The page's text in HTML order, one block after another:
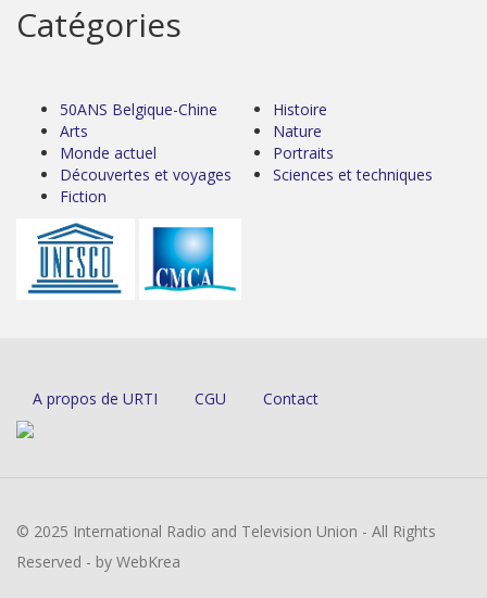
Catégories
50ANS Belgique-Chine
Arts
Monde actuel
Découvertes et voyages
Fiction
Histoire
Nature
Portraits
Sciences et techniques
A propos de URTI CGU Contact
© 2025 International Radio and Television Union - All Rights
Reserved - by WebKrea